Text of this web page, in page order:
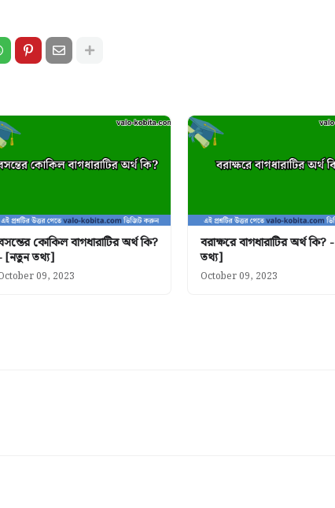
কোকিল বাগধারাটির অর্থ কি?
[নতুন তথ্য]
09, 2023
বরাক্ষরে বাগধারাটির অর্থ
তথ্য]
October 09, 2023